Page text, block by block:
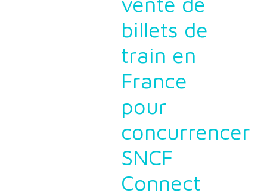
billets de
train en
France
pour
concurrencer
SNCF
Connect